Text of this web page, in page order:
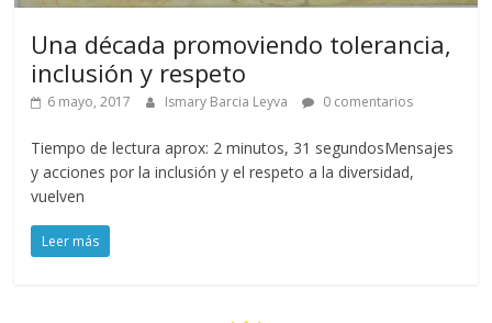
Una década promoviendo tolerancia,
inclusión y respeto
6 mayo, 2017 Ismary Barcia Leyva 0 comentarios
Tiempo de lectura aprox: 2 minutos, 31 segundosMensajes
y acciones por la inclusión y el respeto a la diversidad,
vuelven
Leer más